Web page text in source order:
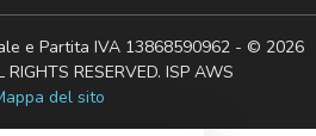
e Partita IVA 13868590962 - © 2026
RESERVED. ISP AWS
del sito